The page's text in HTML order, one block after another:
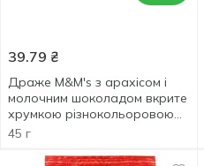
39.79 ₴
Драже M&M's з арахісом і
молочним шоколадом вкрите
хрумкою різнокольоровою
глазур'ю 45г
45 г